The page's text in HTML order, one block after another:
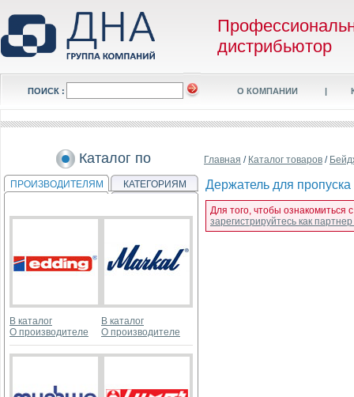
дистрибьютор
ПОИСК : О КОМПАНИИ |
Каталог по
ПРОИЗВОДИТЕЛЯМ КАТЕГОРИЯМ
В каталог
О производителе
В каталог
О производителе
Главная / Каталог товаров /
Держатель для
Для того, чтобы ознакомиться
зарегистрируйтесь как